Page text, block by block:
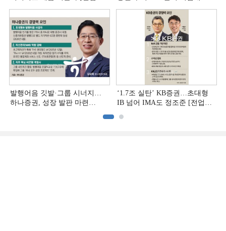
발행어음 깃발·그룹 시너지…
하나증권, 성장 발판 마련
‘1.7조 실탄’ KB증권…초대형
IB 넘어 IMA도 정조준 [전업계